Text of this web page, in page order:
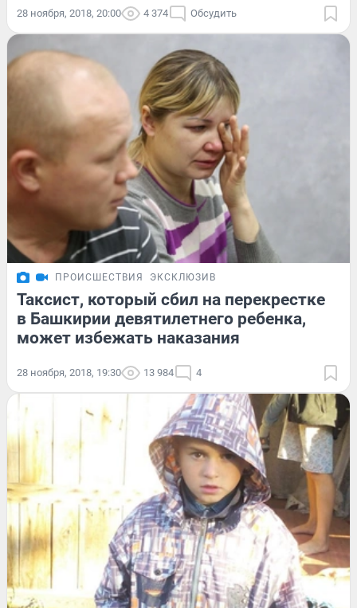
28 ноября, 2018, 20:00 4 374 Обсудить
ПРОИСШЕСТВИЯ ЭКСКЛЮЗИВ
Таксист, который сбил на перекрестке
в Башкирии девятилетнего ребенка,
может избежать наказания
28 ноября, 2018, 19:30 13 984 4